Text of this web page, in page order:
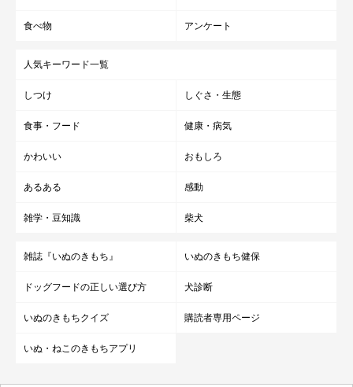
食べ物 アンケート
人気キーワード一覧
しつけ しぐさ・生態
食事・フード 健康・病気
かわいい おもしろ
あるある 感動
雑学・豆知識 柴犬
雑誌『いぬのきもち』 いぬのきもち健保
ドッグフードの正しい選び方 犬診断
いぬのきもちクイズ 購読者専用ページ
いぬ・ねこのきもちアプリ